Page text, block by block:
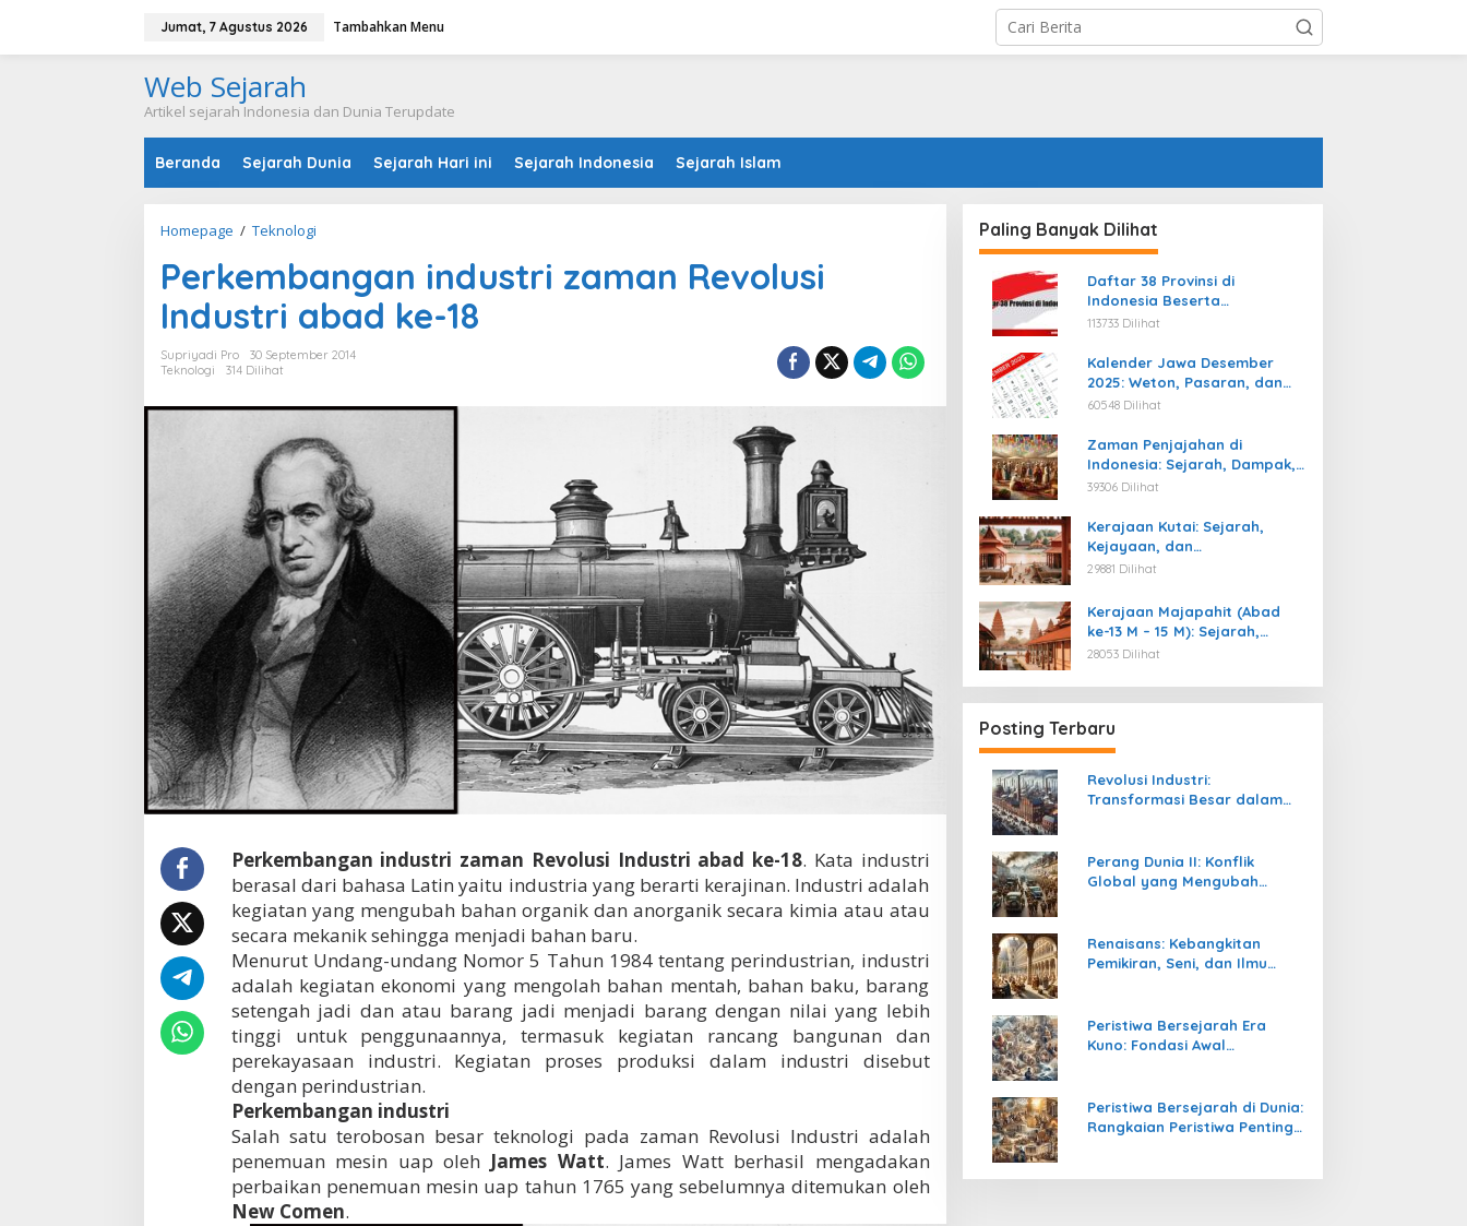
Jumat, 7 Agustus 2026 Tambahkan Menu
Web Sejarah
Artikel sejarah Indonesia dan Dunia Terupdate
Beranda Sejarah Dunia Sejarah Hari ini Sejarah Indonesia Sejarah Islam
Homepage / Teknologi
r
k
e
m
b
g
n
n
d
u
s
t
r
i
z
a
m
a
n
R
e
v
o
l
u
i
I
n
d
u
s
r
i
a
b
d
k
e
-
1
8
Perkembangan industri zaman Revolusi
Industri abad ke-18
Supriyadi Pro
30 September 2014
Teknologi
314 Dilihat
Perkembangan industri zaman Revolusi Industri abad ke-18. Kata industri
berasal dari bahasa Latin yaitu industria yang berarti kerajinan. Industri adalah
kegiatan yang mengubah bahan organik dan anorganik secara kimia atau atau
secara mekanik sehingga menjadi bahan baru.
Menurut Undang-undang Nomor 5 Tahun 1984 tentang perindustrian, industri
adalah kegiatan ekonomi yang mengolah bahan mentah, bahan baku, barang
setengah jadi dan atau barang jadi menjadi barang dengan nilai yang lebih
tinggi untuk penggunaannya, termasuk kegiatan rancang bangunan dan
perekayasaan industri. Kegiatan proses produksi dalam industri disebut
dengan perindustrian.
Perkembangan industri
Salah satu terobosan besar teknologi pada zaman Revolusi Industri adalah
penemuan mesin uap oleh James Watt. James Watt berhasil mengadakan
perbaikan penemuan mesin uap tahun 1765 yang sebelumnya ditemukan oleh
New Comen.
Paling Banyak Dilihat
Daftar 38 Provinsi di
Indonesia Beserta
Ibukotanya Terbaru
113733 Dilihat
Kalender Jawa Desember
2025: Weton, Pasaran, dan
Hari Baik
60548 Dilihat
Zaman Penjajahan di
Indonesia: Sejarah, Dampak,
dan Perjuangan Menuju
39306 Dilihat
Kerajaan Kutai: Sejarah,
Kejayaan, dan
Peninggalannya (Abad ke-4
29881 Dilihat
Kerajaan Majapahit (Abad
ke-13 M – 15 M): Sejarah,
Kejayaan, dan
28053 Dilihat
Posting Terbaru
Revolusi Industri:
Transformasi Besar dalam
Perang Dunia II: Konflik
Global yang Mengubah
Renaisans: Kebangkitan
Pemikiran, Seni, dan Ilmu
Peristiwa Bersejarah Era
Kuno: Fondasi Awal
Peristiwa Bersejarah di Dunia:
Rangkaian Peristiwa Penting